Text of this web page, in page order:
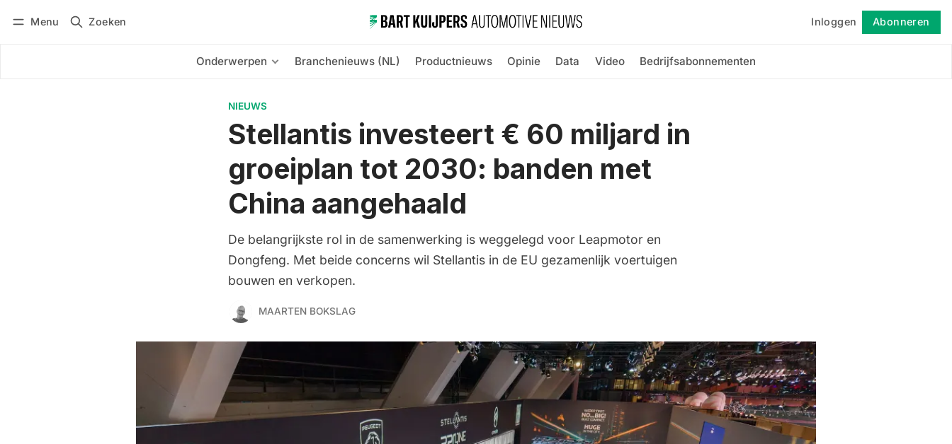
Menu Zoeken Inloggen Abonneren
Onderwerpen Branchenieuws (NL) Productnieuws Opinie Data Video Bedrijfsabonnementen
NIEUWS
Stellantis investeert € 60 miljard in
groeiplan tot 2030: banden met
China aangehaald
De belangrijkste rol in de samenwerking is weggelegd voor Leapmotor en
Dongfeng. Met beide concerns wil Stellantis in de EU gezamenlijk voertuigen
bouwen en verkopen.
MAARTEN BOKSLAG